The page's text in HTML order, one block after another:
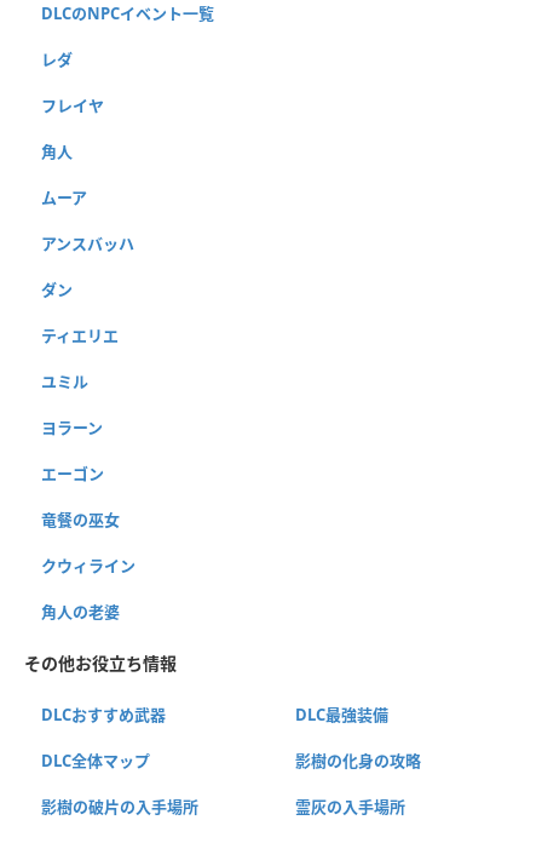
DLCのNPCイベント一覧
レダ
フレイヤ
角人
ムーア
アンスバッハ
ダン
ティエリエ
ユミル
ヨラーン
エーゴン
竜餐の巫女
クウィライン
角人の老婆
その他お役立ち情報
DLCおすすめ武器 DLC最強装備
DLC全体マップ 影樹の化身の攻略
影樹の破片の入手場所 霊灰の入手場所